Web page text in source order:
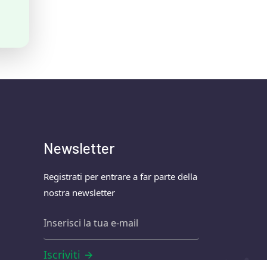
Newsletter
Registrati per entrare a far parte della
nostra newsletter
Iscriviti